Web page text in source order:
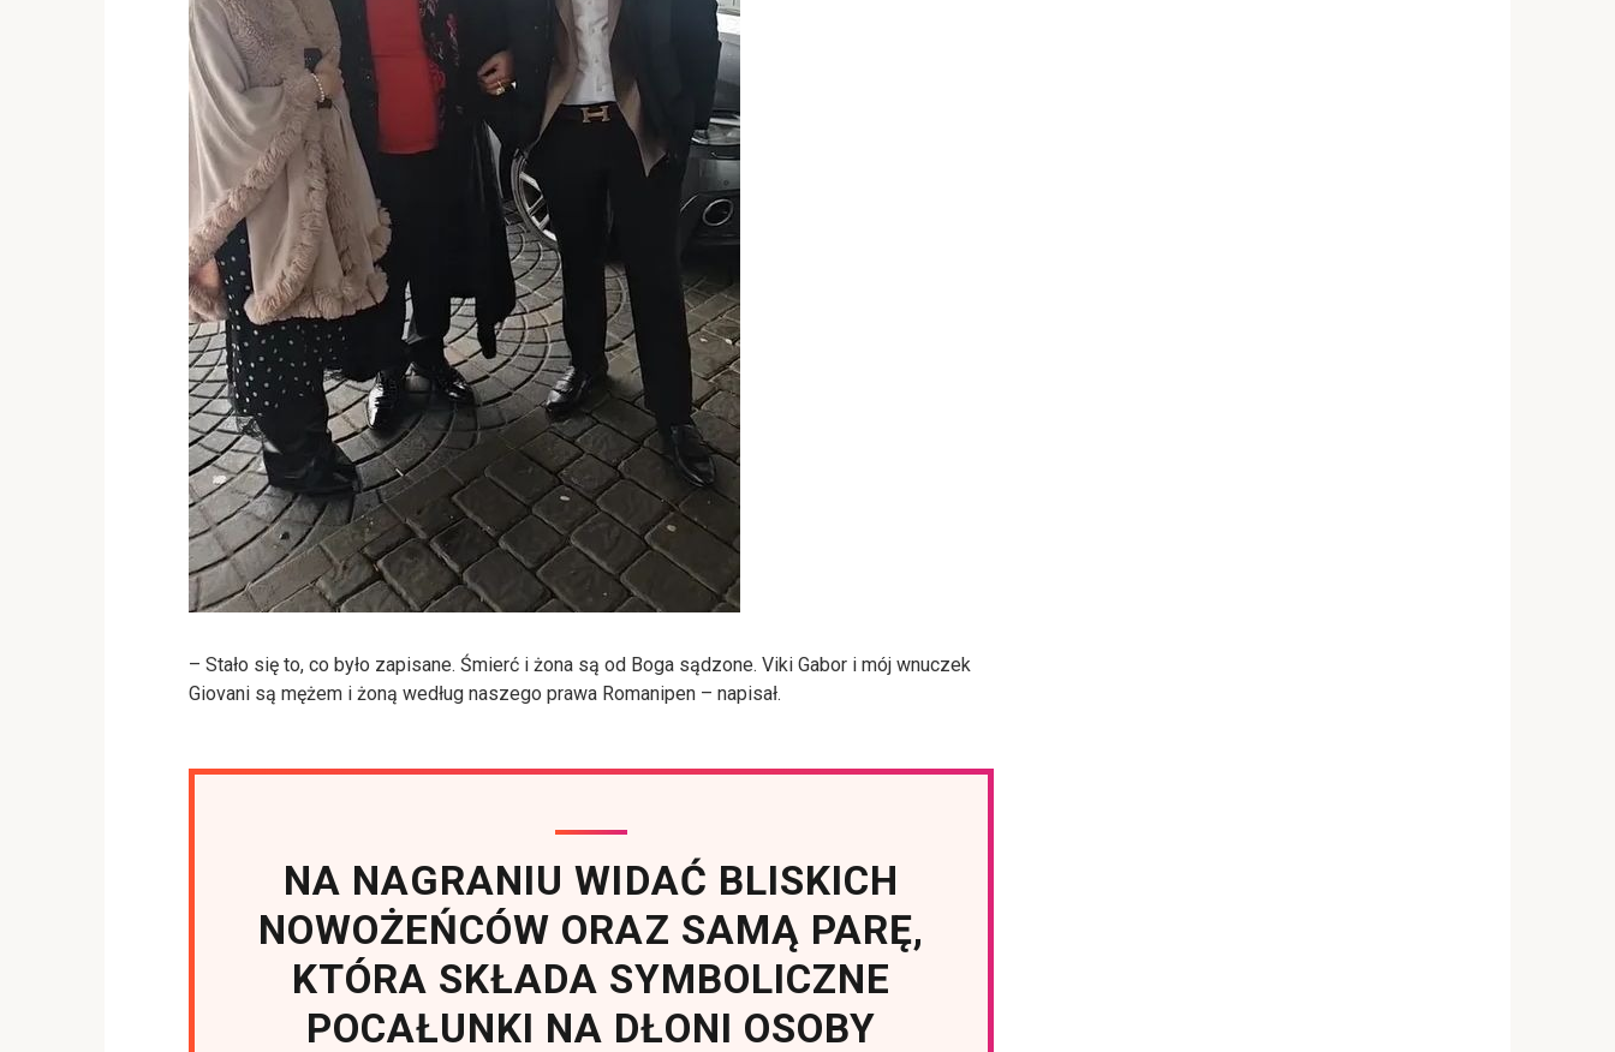
– Stało się to, co było zapisane. Śmierć i żona są od Boga sądzone. Viki Gabor i mój wnuczek
Giovani są mężem i żoną według naszego prawa Romanipen – napisał.
NA NAGRANIU WIDAĆ BLISKICH
NOWOŻEŃCÓW ORAZ SAMĄ PARĘ,
KTÓRA SKŁADA SYMBOLICZNE
POCAŁUNKI NA DŁONI OSOBY